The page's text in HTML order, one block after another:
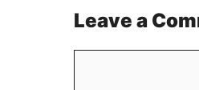
Leave a